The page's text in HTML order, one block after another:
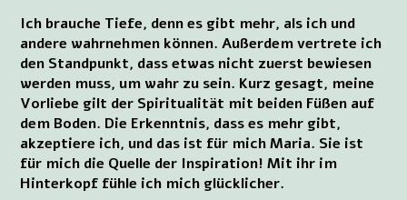
Ich brauche Tiefe, denn es gibt mehr, als ich und
andere wahrnehmen können. Außerdem vertrete ich
den Standpunkt, dass etwas nicht zuerst bewiesen
werden muss, um wahr zu sein. Kurz gesagt, meine
Vorliebe gilt der Spiritualität mit beiden Füßen auf
dem Boden. Die Erkenntnis, dass es mehr gibt,
akzeptiere ich, und das ist für mich Maria. Sie ist
für mich die Quelle der Inspiration! Mit ihr im
Hinterkopf fühle ich mich glücklicher.